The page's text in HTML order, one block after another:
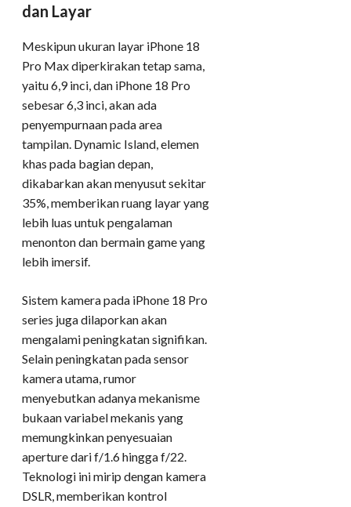
dan Layar
Meskipun ukuran layar iPhone 18
Pro Max diperkirakan tetap sama,
yaitu 6,9 inci, dan iPhone 18 Pro
sebesar 6,3 inci, akan ada
penyempurnaan pada area
tampilan. Dynamic Island, elemen
khas pada bagian depan,
dikabarkan akan menyusut sekitar
35%, memberikan ruang layar yang
lebih luas untuk pengalaman
menonton dan bermain game yang
lebih imersif.
Sistem kamera pada iPhone 18 Pro
series juga dilaporkan akan
mengalami peningkatan signifikan.
Selain peningkatan pada sensor
kamera utama, rumor
menyebutkan adanya mekanisme
bukaan variabel mekanis yang
memungkinkan penyesuaian
aperture dari f/1.6 hingga f/22.
Teknologi ini mirip dengan kamera
DSLR, memberikan kontrol